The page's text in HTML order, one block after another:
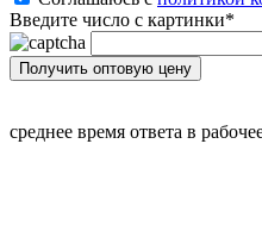
Введите число с картинки*
среднее время ответа в